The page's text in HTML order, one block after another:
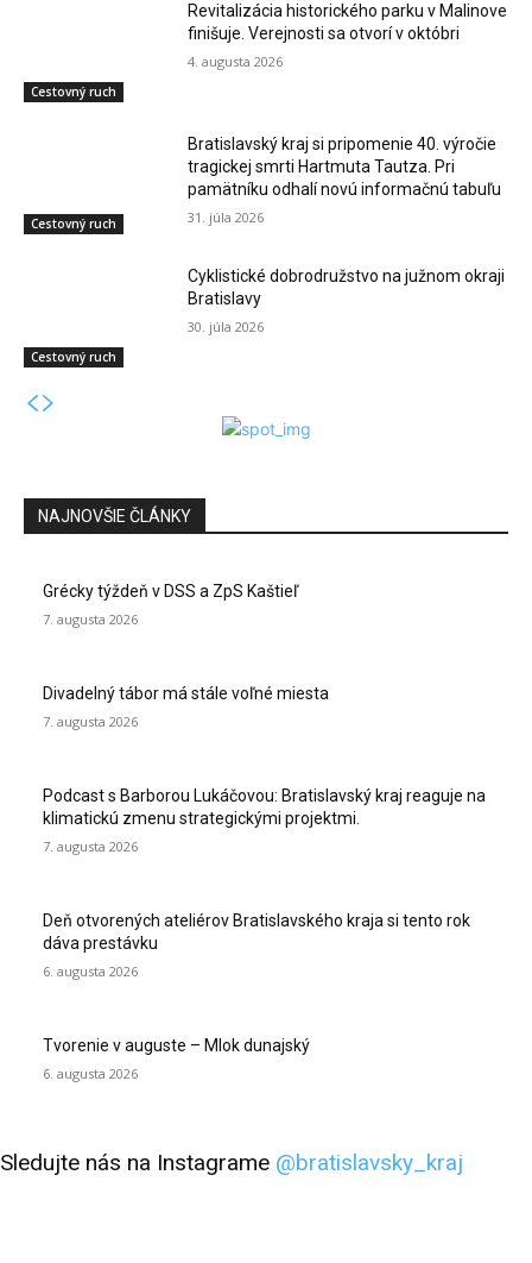
Cestovný ruch
Revitalizácia historického parku v Malinove
finišuje. Verejnosti sa otvorí v októbri
4. augusta 2026
Cestovný ruch
Bratislavský kraj si pripomenie 40. výročie
tragickej smrti Hartmuta Tautza. Pri
pamätníku odhalí novú informačnú tabuľu
31. júla 2026
Cestovný ruch
Cyklistické dobrodružstvo na južnom okraji
Bratislavy
30. júla 2026
NAJNOVŠIE ČLÁNKY
Grécky týždeň v DSS a ZpS Kaštieľ
7. augusta 2026
Divadelný tábor má stále voľné miesta
7. augusta 2026
Podcast s Barborou Lukáčovou: Bratislavský kraj reaguje na
klimatickú zmenu strategickými projektmi.
7. augusta 2026
Deň otvorených ateliérov Bratislavského kraja si tento rok
dáva prestávku
6. augusta 2026
Tvorenie v auguste – Mlok dunajský
6. augusta 2026
Sledujte nás na Instagrame @bratislavsky_kraj